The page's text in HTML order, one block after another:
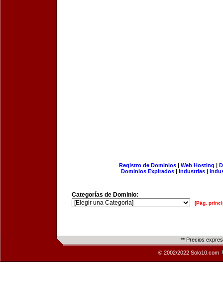
Registro de Dominios| Web Hosting |
Dominios Expirados | Industrias |
Categorías de Dominio:
[Pág.
** Precios
© 2002/2022 Solo10.com